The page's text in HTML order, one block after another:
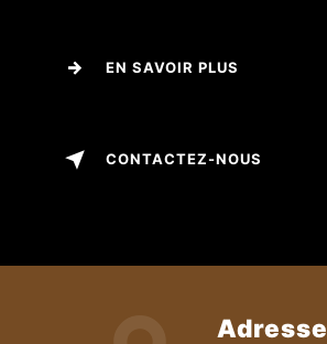
EN SAVOIR PLUS
CONTACTEZ-NOUS
Adresse